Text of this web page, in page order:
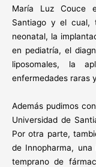
María Luz Couce
Santiago y el cual,
neonatal, la
en pediatría, el
liposomales, la
enfermedades raras
Además pudimos
Universidad de
Por otra parte,
de Innopharma,
temprano de